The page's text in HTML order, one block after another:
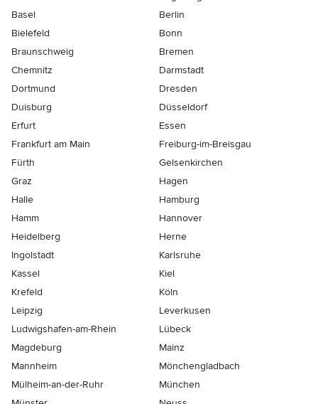
Basel
Berlin
Bielefeld
Bonn
Braunschweig
Bremen
Chemnitz
Darmstadt
Dortmund
Dresden
Duisburg
Düsseldorf
Erfurt
Essen
Frankfurt am Main
Freiburg-im-Breisgau
Fürth
Gelsenkirchen
Graz
Hagen
Halle
Hamburg
Hamm
Hannover
Heidelberg
Herne
Ingolstadt
Karlsruhe
Kassel
Kiel
Krefeld
Köln
Leipzig
Leverkusen
Ludwigshafen-am-Rhein
Lübeck
Magdeburg
Mainz
Mannheim
Mönchen­gladbach
Mülheim-an-der-Ruhr
München